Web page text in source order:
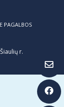
PAGALBOS
r.